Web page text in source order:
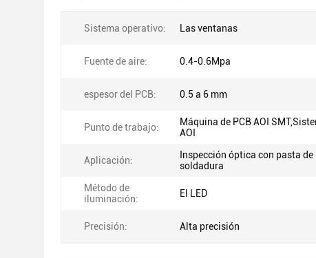
Sistema operativo: Las ventanas
Fuente de aire: 0.4-0.6Mpa
espesor del PCB: 0.5 a 6 mm
Punto de trabajo:
Máquina de PCB AOI
AOI
Aplicación:
Inspección óptica con pasta de
soldadura
Método de
iluminación:
El LED
Precisión: Alta precisión